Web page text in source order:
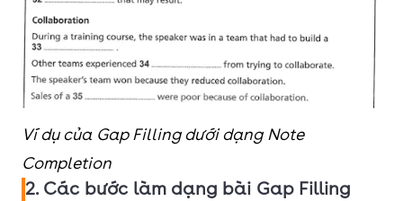
Ví dụ của Gap Filling dưới dạng Note
Completion
2. Các bước làm dạng bài Gap Filling